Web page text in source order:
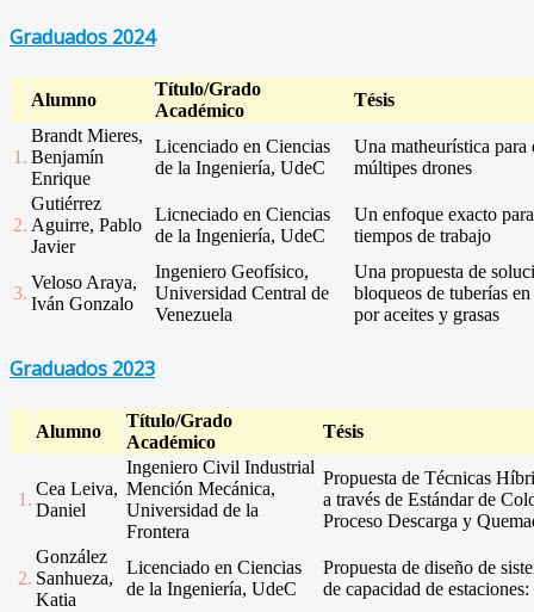
Graduados 2024
Alumno
Título/Grado
Académico
Tésis
1.
Brandt Mieres,
Benjamín
Enrique
Licenciado en Ciencias
de la Ingeniería, UdeC
Una matheurística
múltipes drones
2.
Gutiérrez
Aguirre, Pablo
Javier
Licneciado en Ciencias
de la Ingeniería, UdeC
Un enfoque exacto
tiempos de trabajo
3.
Veloso Araya,
Iván Gonzalo
Ingeniero Geofísico,
Universidad Central de
Venezuela
Una propuesta de
bloqueos de tuberías
por aceites y grasas
Graduados 2023
Alumno
Título/Grado
Académico
Tésis
1.
Cea Leiva,
Daniel
Ingeniero Civil Industrial
Mención Mecánica,
Universidad de la
Frontera
Propuesta de Técnicas
a través de Estándar de
Proceso Descarga y
2.
González
Sanhueza,
Katia
Licenciado en Ciencias
de la Ingeniería, UdeC
Propuesta de diseño de
de capacidad de